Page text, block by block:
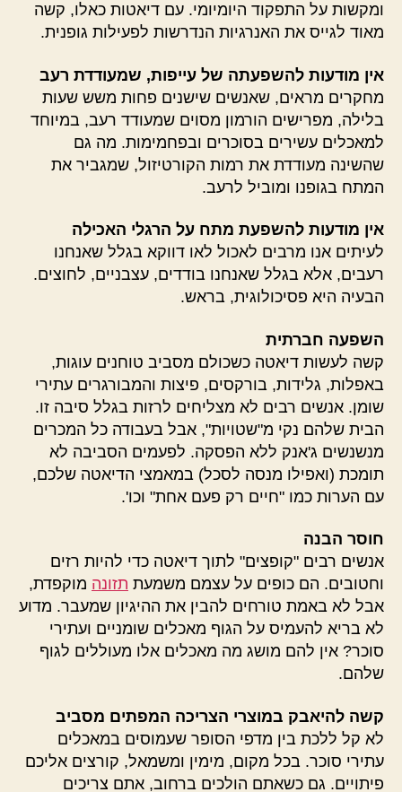
ומקשות על התפקוד היומיומי. עם דיאטות כאלו, קשה
מאוד לגייס את האנרגיות הנדרשות לפעילות גופנית.
אין מודעות להשפעתה של עייפות, שמעודדת רעב
מחקרים מראים, שאנשים שישנים פחות משש שעות
בלילה, מפרישים הורמון מסוים שמעודד רעב, במיוחד
למאכלים עשירים בסוכרים ובפחמימות. מה גם
שהשינה מעודדת את רמות הקורטיזול, שמגביר את
המתח בגופנו ומוביל לרעב.
אין מודעות להשפעת מתח על הרגלי האכילה
לעיתים אנו מרבים לאכול לאו דווקא בגלל שאנחנו
רעבים, אלא בגלל שאנחנו בודדים, עצבניים, לחוצים.
הבעיה היא פסיכולוגית, בראש.
השפעה חברתית
קשה לעשות דיאטה כשכולם מסביב טוחנים עוגות,
באפלות, גלידות, בורקסים, פיצות והמבורגרים עתירי
שומן. אנשים רבים לא מצליחים לרזות בגלל סיבה זו.
הבית שלהם נקי מ"שטויות", אבל בעבודה כל המכרים
מנשנשים ג'אנק ללא הפסקה. לפעמים הסביבה לא
תומכת (ואפילו מנסה לסכל) במאמצי הדיאטה שלכם,
עם הערות כמו "חיים רק פעם אחת" וכו'.
חוסר הבנה
אנשים רבים "קופצים" לתוך דיאטה כדי להיות רזים
וחטובים. הם כופים על עצמם משמעת תזונה מוקפדת,
אבל לא באמת טורחים להבין את ההיגיון שמעבר. מדוע
לא בריא להעמיס על הגוף מאכלים שומניים ועתירי
סוכר? אין להם מושג מה מאכלים אלו מעוללים לגוף
שלהם.
קשה להיאבק במוצרי הצריכה המפתים מסביב
לא קל ללכת בין מדפי הסופר שעמוסים במאכלים
עתירי סוכר. בכל מקום, מימין ומשמאל, קורצים אליכם
פיתויים. גם כשאתם הולכים ברחוב, אתם צריכים